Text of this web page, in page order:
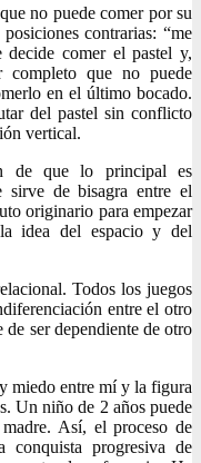
no puede comer por su
contrarias: “me
comer el pastel y,
completo que no puede
en el último bocado.
del pastel sin conflicto
vertical.
de que lo principal es
de bisagra entre el
originario para empezar
idea del espacio y del
Todos los juegos
entre el otro
ser dependiente de otro
miedo entre mí y la figura
Un niño de 2 años puede
Así, el proceso de
conquista progresiva de